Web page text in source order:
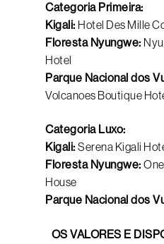
Categoria Primeira:
Kigali: Hotel Des Mille
Floresta Nyungwe:
Hotel
Parque Nacional dos
Volcanoes Boutique
Categoria Luxo:
Kigali: Serena Kigali
Floresta Nyungwe:
House
Parque Nacional dos
OS VALORES E